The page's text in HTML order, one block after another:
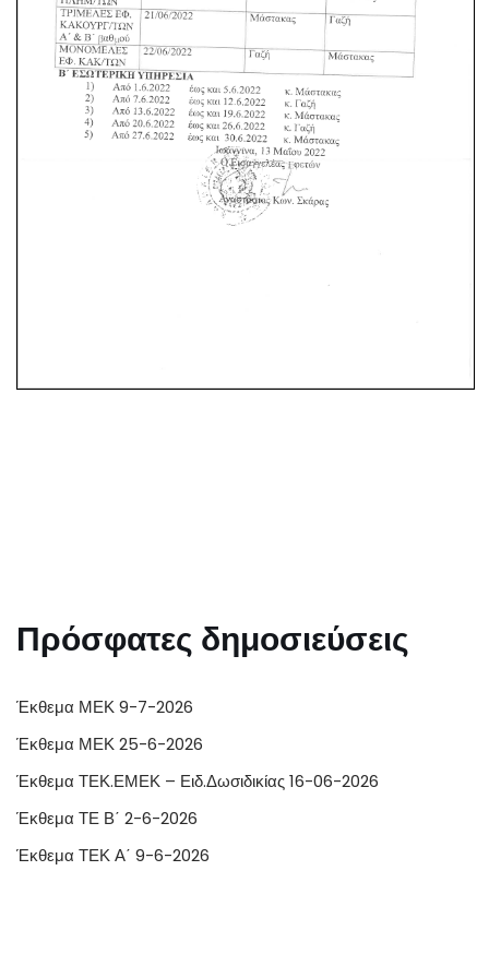
Πρόσφατες δημοσιεύσεις
Έκθεμα ΜΕΚ 9-7-2026
Έκθεμα ΜΕΚ 25-6-2026
Έκθεμα ΤΕΚ.ΕΜΕΚ – Ειδ.Δωσιδικίας 16-06-2026
Έκθεμα ΤΕ Β΄ 2-6-2026
Έκθεμα ΤΕΚ Α΄ 9-6-2026